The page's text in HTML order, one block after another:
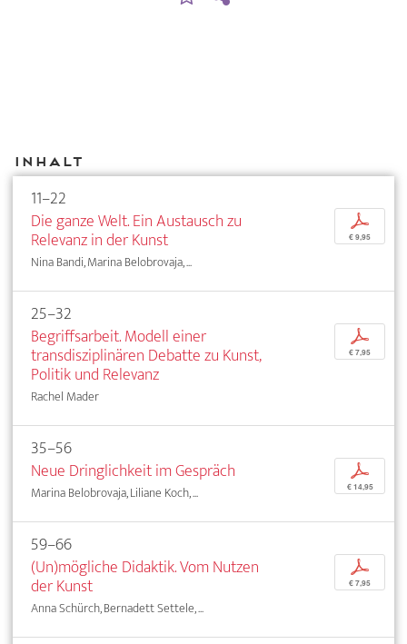
Inhalt
11–22
Die ganze Welt. Ein Austausch zu
Relevanz in der Kunst
Nina Bandi, Marina Belobrovaja, ...
p
€ 9,95
25–32
Begriffsarbeit. Modell einer
transdisziplinären Debatte zu Kunst,
Politik und Relevanz
Rachel Mader
p
€ 7,95
35–56
Neue Dringlichkeit im Gespräch
Marina Belobrovaja, Liliane Koch, ...
p
€ 14,95
59–66
(Un)mögliche Didaktik. Vom Nutzen
der Kunst
Anna Schürch, Bernadett Settele, ...
p
€ 7,95